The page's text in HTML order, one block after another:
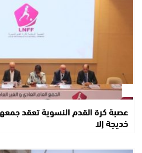
عصبة كرة القدم النسوية تعقد
خديجة إلا